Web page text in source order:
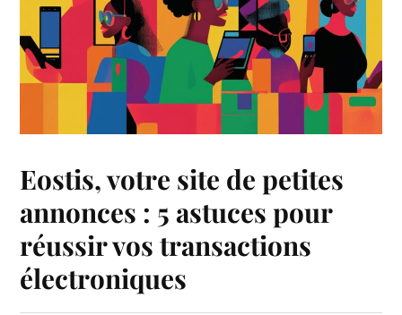
Eostis, votre site de petites
annonces : 5 astuces pour
réussir vos transactions
électroniques